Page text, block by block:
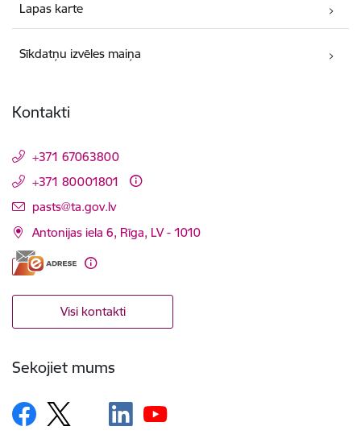
Lapas karte
Sīkdatņu izvēles maiņa
Kontakti
+371 67063800
+371 80001801
E-pasts:
pasts@ta.gov.lv
Antonijas iela 6, Rīga, LV - 1010
Visi kontakti
Sekojiet mums